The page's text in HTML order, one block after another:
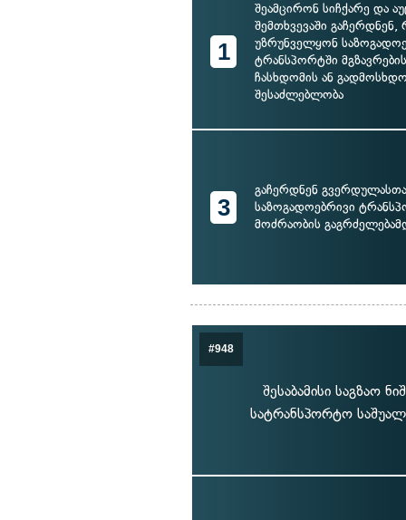
1
შეამცირონ სიჩქარე და
შემთხვევაში გაჩერდნენ,
უზრუნველყონ
ტრანსპორტში
ჩასხდომის ან
შესაძლებლობა
3
გაჩერდნენ
საზოგადოებრივი
მოძრაობის
#948
შესაბამისი საგზაო
სატრანსპორტო